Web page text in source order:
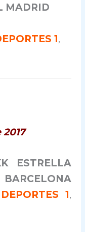
MADRID
1,
ESTRELLA
1,